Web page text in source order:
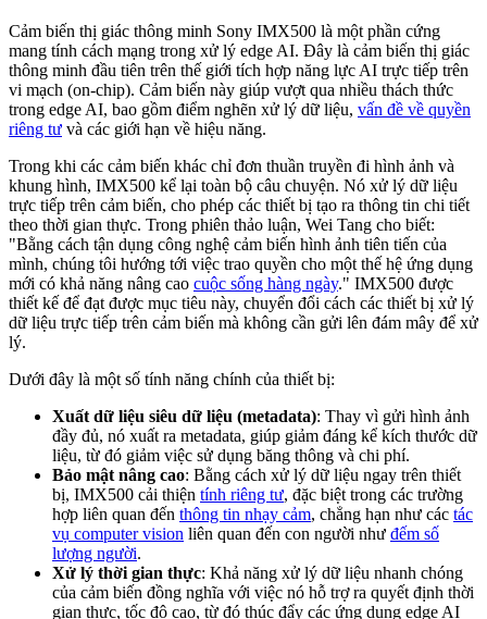
Cảm biến thị giác thông minh Sony IMX500 là một phần cứng
mang tính cách mạng trong xử lý edge AI. Đây là cảm biến thị giác
thông minh đầu tiên trên thế giới tích hợp năng lực AI trực tiếp trên
vi mạch (on-chip). Cảm biến này giúp vượt qua nhiều thách thức
trong edge AI, bao gồm điểm nghẽn xử lý dữ liệu, vấn đề về quyền
riêng tư và các giới hạn về hiệu năng.
Trong khi các cảm biến khác chỉ đơn thuần truyền đi hình ảnh và
khung hình, IMX500 kể lại toàn bộ câu chuyện. Nó xử lý dữ liệu
trực tiếp trên cảm biến, cho phép các thiết bị tạo ra thông tin chi tiết
theo thời gian thực. Trong phiên thảo luận, Wei Tang cho biết:
"Bằng cách tận dụng công nghệ cảm biến hình ảnh tiên tiến của
mình, chúng tôi hướng tới việc trao quyền cho một thế hệ ứng dụng
mới có khả năng nâng cao cuộc sống hàng ngày." IMX500 được
thiết kế để đạt được mục tiêu này, chuyển đổi cách các thiết bị xử lý
dữ liệu trực tiếp trên cảm biến mà không cần gửi lên đám mây để xử
lý.
Dưới đây là một số tính năng chính của thiết bị:
Xuất dữ liệu siêu dữ liệu (metadata): Thay vì gửi hình ảnh
đầy đủ, nó xuất ra metadata, giúp giảm đáng kể kích thước dữ
liệu, từ đó giảm việc sử dụng băng thông và chi phí.
Bảo mật nâng cao: Bằng cách xử lý dữ liệu ngay trên thiết
bị, IMX500 cải thiện tính riêng tư, đặc biệt trong các trường
hợp liên quan đến thông tin nhạy cảm, chẳng hạn như các tác
vụ computer vision liên quan đến con người như đếm số
lượng người.
Xử lý thời gian thực: Khả năng xử lý dữ liệu nhanh chóng
của cảm biến đồng nghĩa với việc nó hỗ trợ ra quyết định thời
gian thực, tốc độ cao, từ đó thúc đẩy các ứng dụng edge AI